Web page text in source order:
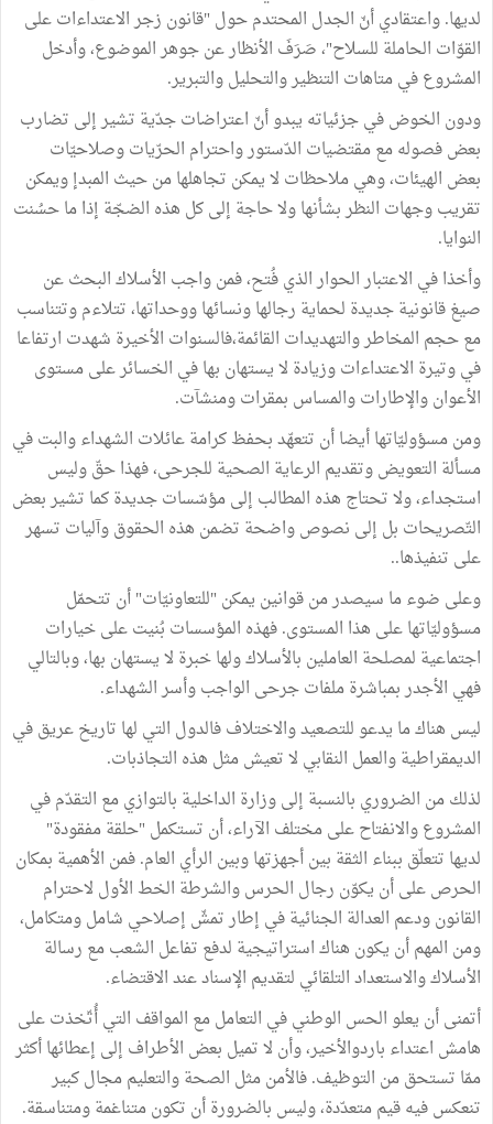
لديها. واعتقادي أنّ الجدل المحتدم حول "قانون زجر الاعتداءات على
القوّات الحاملة للسلاح"، صَرَفَ الأنظار عن جوهر الموضوع، وأدخل
المشروع في متاهات التنظير والتحليل والتبرير.
ودون الخوض في جزئياته يبدو أنّ اعتراضات جدّية تشير إلى تضارب
بعض فصوله مع مقتضيات الدّستور واحترام الحرّيات وصلاحيّات
بعض الهيئات، وهي ملاحظات لا يمكن تجاهلها من حيث المبدإ ويمكن
تقريب وجهات النظر بشأنها ولا حاجة إلى كل هذه الضجّة إذا ما حسُنت
النوايا.
وأخذا في الاعتبار الحوار الذي فُتح، فمن واجب الأسلاك البحث عن
صيغ قانونية جديدة لحماية رجالها ونسائها ووحداتها، تتلاءم وتتناسب
مع حجم المخاطر والتهديدات القائمة،فالسنوات الأخيرة شهدت ارتفاعا
في وتيرة الاعتداءات وزيادة لا يستهان بها في الخسائر على مستوى
الأعوان والإطارات والمساس بمقرات ومنشآت.
ومن مسؤوليّاتها أيضا أن تتعهّد بحفظ كرامة عائلات الشهداء والبت في
مسألة التعويض وتقديم الرعاية الصحية للجرحى، فهذا حقّ وليس
استجداء، ولا تحتاج هذه المطالب إلى مؤسّسات جديدة كما تشير بعض
التّصريحات بل إلى نصوص واضحة تضمن هذه الحقوق وآليات تسهر
على تنفيذها..
وعلى ضوء ما سيصدر من قوانين يمكن "للتعاونيّات" أن تتحمّل
مسؤوليّاتها على هذا المستوى. فهذه المؤسسات بُنيت على خيارات
اجتماعية لمصلحة العاملين بالأسلاك ولها خبرة لا يستهان بها، وبالتالي
فهي الأجدر بمباشرة ملفات جرحى الواجب وأسر الشهداء.
ليس هناك ما يدعو للتصعيد والاختلاف فالدول التي لها تاريخ عريق في
الديمقراطية والعمل النقابي لا تعيش مثل هذه التجاذبات.
لذلك من الضروري بالنسبة إلى وزارة الداخلية بالتوازي مع التقدّم في
المشروع والانفتاح على مختلف الآراء، أن تستكمل "حلقة مفقودة"
لديها تتعلّق ببناء الثقة بين أجهزتها وبين الرأي العام. فمن الأهمية بمكان
الحرص على أن يكوّن رجال الحرس والشرطة الخط الأول لاحترام
القانون ودعم العدالة الجنائية في إطار تمشّ إصلاحي شامل ومتكامل،
ومن المهم أن يكون هناك استراتيجية لدفع تفاعل الشعب مع رسالة
الأسلاك والاستعداد التلقائي لتقديم الإسناد عند الاقتضاء.
أتمنى أن يعلو الحس الوطني في التعامل مع المواقف التي أُتّخذت على
هامش اعتداء باردوالأخير، وأن لا تميل بعض الأطراف إلى إعطائها أكثر
ممّا تستحق من التوظيف. فالأمن مثل الصحة والتعليم مجال كبير
تنعكس فيه قيم متعدّدة، وليس بالضرورة أن تكون متناغمة ومتناسقة.